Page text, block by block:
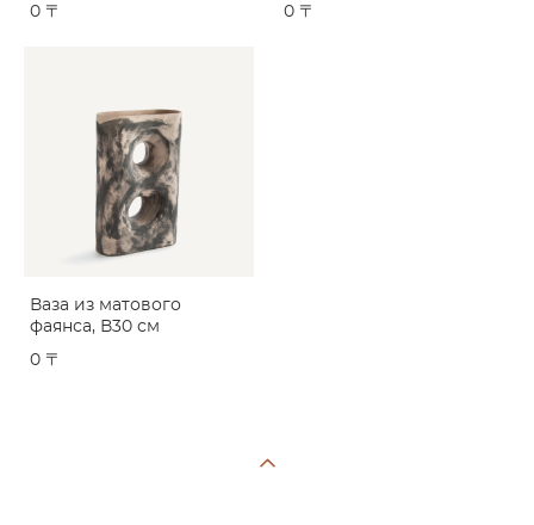
0 〒
0 〒
Ваза из матового
фаянса, В30 см
0 〒